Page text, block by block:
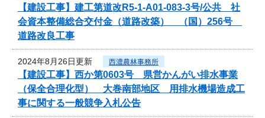
【建設工事】建工第道改R5-1-A01-083-3号/公共 社
会資本整備総合交付金（道路改築） （国）256号
道路改良工事
2024年8月26日更新 西濃農林事務所
【建設工事】西か第0603号 県営かんがい排水事業
（保全合理化型） 大巻南部地区 用排水機場造成工
事に関する一般競争入札公告